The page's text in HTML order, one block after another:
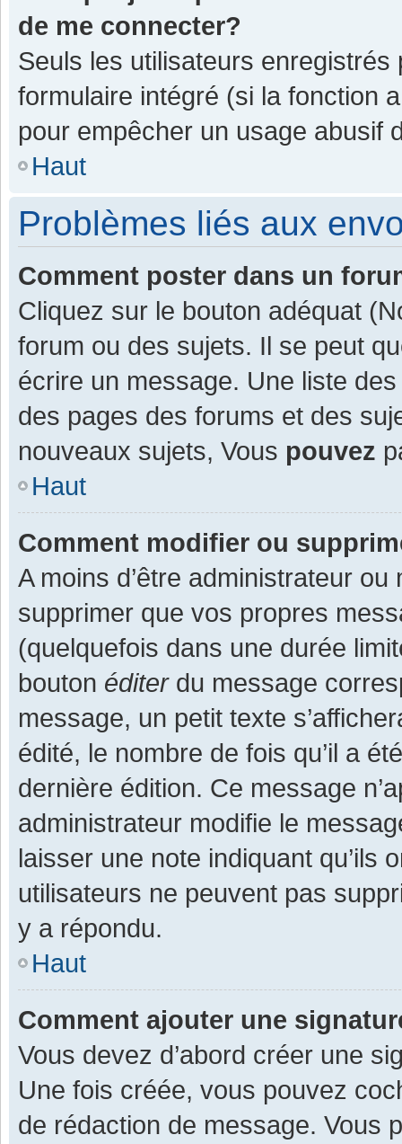
de me connecter?
Seuls les utilisateurs enregistrés
formulaire intégré (si la fonction
pour empêcher un usage abusif
Haut
Problèmes liés aux
Comment poster dans un
Cliquez sur le bouton adéquat
forum ou des sujets. Il se peut
écrire un message. Une liste
des pages des forums et des
nouveaux sujets, Vous pouvez
Haut
Comment modifier ou
A moins d’être administrateur
supprimer que vos propres
(quelquefois dans une durée
bouton éditerdu message
message, un petit texte
édité, le nombre de fois qu’il a
dernière édition. Ce message
administrateur modifie le
laisser une note indiquant qu’ils
utilisateurs ne peuvent pas
y a répondu.
Haut
Comment ajouter une
Vous devez d’abord créer une
Une fois créée, vous pouvez
de rédaction de message. Vous